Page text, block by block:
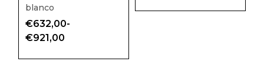
blanco
€632,00-
€921,00
Rango
de
desde
precios: